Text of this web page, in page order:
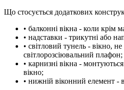
Що стосується додаткових
• балконні вікна - коли крім
• надставки - трикутні або
• світловий тунель - вікно,
світлорозсіювальний плафон;
• карнизні вікна -
вікно;
• нижній віконний елемент -